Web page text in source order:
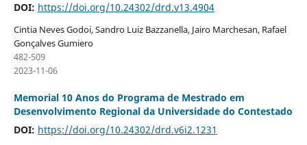
DOI: https://doi.org/10.24302/drd.v13.4904
Cintia Neves Godoi, Sandro Luiz Bazzanella, Jairo Marchesan, Rafael
Gonçalves Gumiero
482-509
2023-11-06
Memorial 10 Anos do Programa de Mestrado em
Desenvolvimento Regional da Universidade do Contestado
DOI: https://doi.org/10.24302/drd.v6i2.1231